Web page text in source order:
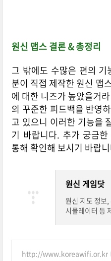
원신 맵스 결론 & 총정리
그 밖에도 수많은 편의
분이 직접 제작한 원신 맵
에 대한 니즈가 높았을거
의 꾸준한 피드백을 반영
고 있으니 이러한 기능을
기 바랍니다. 추가 궁금
통해 확인해 보시기 바랍
원신 게임닷
원신 지도 정보
시뮬레이터 등
http://www.koreawifi.or.kr